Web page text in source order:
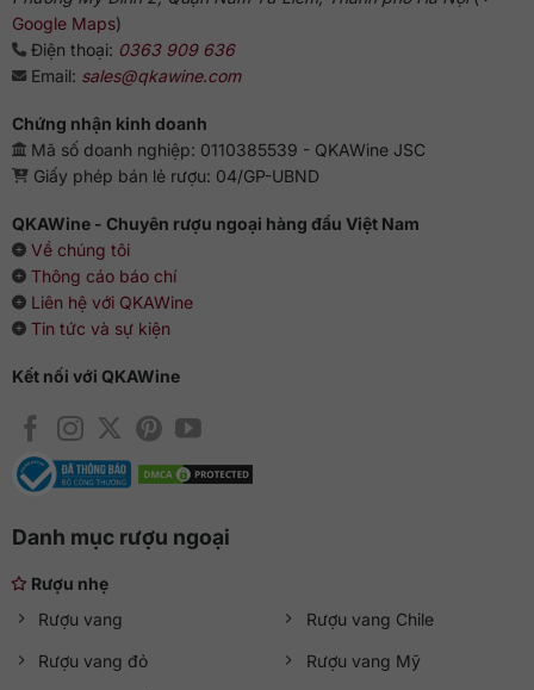
Google Maps)
Điện thoại: 0363 909 636
Email: sales@qkawine.com
Chứng nhận kinh doanh
Mã số doanh nghiệp: 0110385539 - QKAWine JSC
Giấy phép bán lẻ rượu: 04/GP-UBND
QKAWine - Chuyên rượu ngoại hàng đầu Việt Nam
Về chúng tôi
Thông cáo báo chí
Liên hệ với QKAWine
Tin tức và sự kiện
Kết nối với QKAWine
Danh mục rượu ngoại
Rượu nhẹ
Rượu vang
Rượu vang đỏ
Rượu vang Chile
Rượu vang Mỹ